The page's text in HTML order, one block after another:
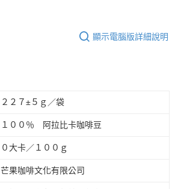
顯示電腦版詳細說明
２２７±５ｇ／袋
１００％ 阿拉比卡咖啡豆
０大卡／１００ｇ
芒果咖啡文化有限公司